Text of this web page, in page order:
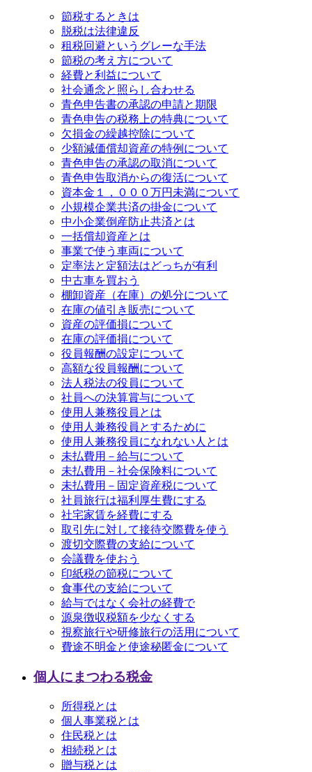
節税するときは
脱税は法律違反
租税回避というグレーな手法
節税の考え方について
経費と利益について
社会通念と照らし合わせる
青色申告書の承認の申請と期限
青色申告の税務上の特典について
欠損金の繰越控除について
少額減価償却資産の特例について
青色申告の承認の取消について
青色申告取消からの復活について
資本金１，０００万円未満について
小規模企業共済の掛金について
中小企業倒産防止共済とは
一括償却資産とは
事業で使う車両について
定率法と定額法はどっちが有利
中古車を買おう
棚卸資産（在庫）の処分について
在庫の値引き販売について
資産の評価損について
在庫の評価損について
役員報酬の設定について
高額な役員報酬について
法人税法の役員について
社員への決算賞与について
使用人兼務役員とは
使用人兼務役員とするために
使用人兼務役員になれない人とは
未払費用－給与について
未払費用－社会保険料について
未払費用－固定資産税について
社員旅行は福利厚生費にする
社宅家賃を経費にする
取引先に対して接待交際費を使う
渡切交際費の支給について
会議費を使おう
印紙税の節税について
食事代の支給について
給与ではなく会社の経費で
源泉徴収税額を少なくする
視察旅行や研修旅行の活用について
費途不明金と使途秘匿金について
個人にまつわる税金
所得税とは
個人事業税とは
住民税とは
相続税とは
贈与税とは